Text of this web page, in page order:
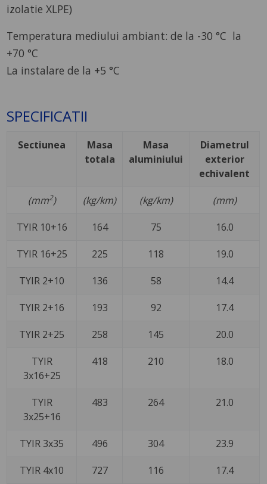
izolatie XLPE)
Temperatura mediului ambiant: de la -30 °C la
+70 °C
La instalare de la +5 °C
SPECIFICATII
Sectiunea
Masa
totala
Masa
aluminiului
Diametrul
exterior
echivalent
(mm2) (kg/km) (kg/km) (mm)
TYIR 10+16 164 75 16.0
TYIR 16+25 225 118 19.0
TYIR 2+10 136 58 14.4
TYIR 2+16 193 92 17.4
TYIR 2+25 258 145 20.0
TYIR
3x16+25
418 210 18.0
TYIR
3x25+16
483 264 21.0
TYIR 3x35 496 304 23.9
TYIR 4x10 727 116 17.4